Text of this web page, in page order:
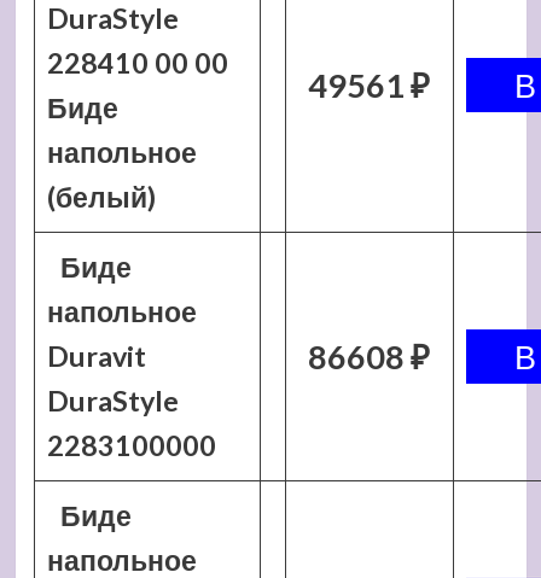
DuraStyle
228410 00 00
Биде
напольное
(белый)
49561 ₽
Биде
напольное
Duravit
DuraStyle
2283100000
86608 ₽
Биде
напольное